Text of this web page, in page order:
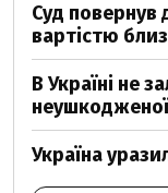
Суд
вартістю
В Україні не
Україна